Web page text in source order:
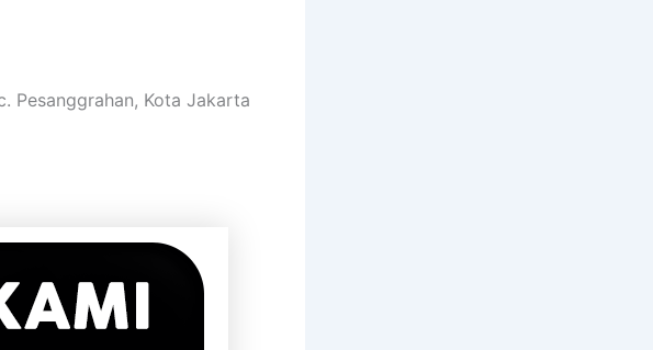
Pesanggrahan, Kota Jakarta